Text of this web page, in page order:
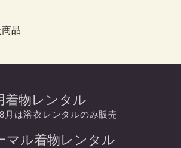
品
着物レンタル
は浴衣レンタルのみ販売
マル着物レンタル